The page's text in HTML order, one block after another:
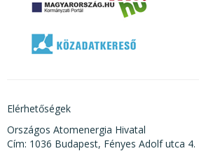
Elérhetőségek
Országos Atomenergia Hivatal
Cím: 1036 Budapest, Fényes Adolf utca 4.